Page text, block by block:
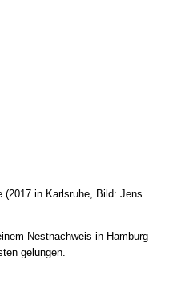
(2017 in Karlsruhe, Bild: Jens
Nestnachweis in Hamburg
gelungen.